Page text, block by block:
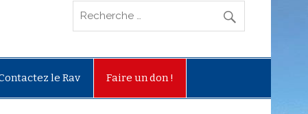
le Rav Faire un don !